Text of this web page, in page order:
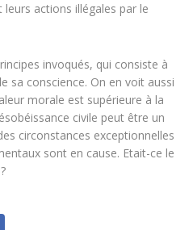
actions illégales par le
invoqués, qui consiste à
sa conscience. On en voit aussi
morale est supérieure à la
civile peut être un
circonstances exceptionnelles
sont en cause. Etait-ce le